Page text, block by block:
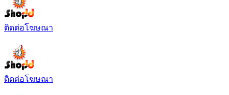
ติดต่อโฆษณา
ติดต่อโฆษณา